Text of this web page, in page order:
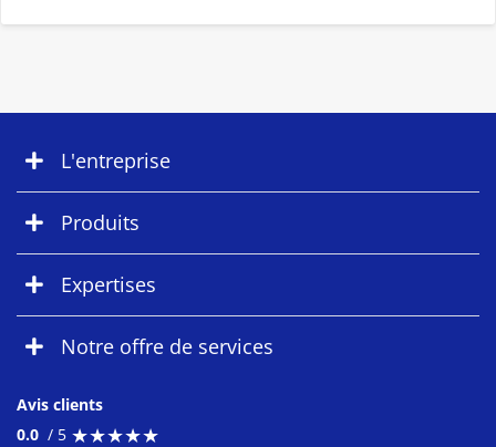
L'entreprise
Produits
Expertises
Notre offre de services
Avis clients
0.0 / 5 ★★★★★
★★★★★